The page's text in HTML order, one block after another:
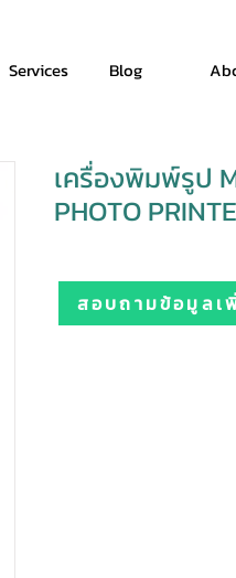
Services Blog
เครื่องพิมพ์รูป
PHOTO
สอบถามข้อมูลเ